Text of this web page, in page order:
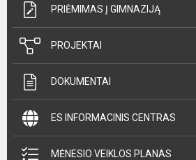
PRIĖMIMAS Į GIMNAZIJĄ
PROJEKTAI
DOKUMENTAI
ES INFORMACINIS CENTRAS
MĖNESIO VEIKLOS PLANAS